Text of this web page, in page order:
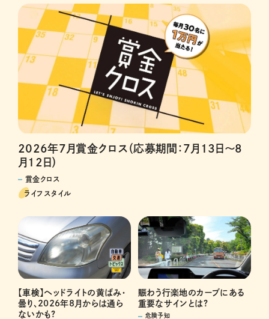
2026年7月賞金クロス（応募期間：7月13日～8
月12日）
賞金クロス
ライフスタイル
【車検】ヘッドライトの黄ばみ・
曇り、2026年8月からは通ら
ないかも?
賑わう行楽地のカーブにある
重要なサインとは?
危険予知